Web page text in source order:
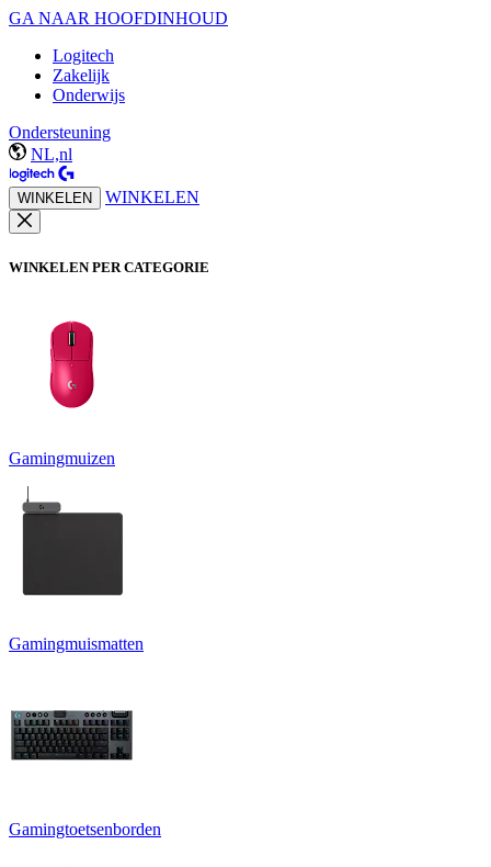
GA NAAR HOOFDINHOUD
Logitech
Zakelijk
Onderwijs
Ondersteuning
NL,nl
WINKELEN WINKELEN
WINKELEN PER CATEGORIE
Gamingmuizen
Gamingmuismatten
Gamingtoetsenborden